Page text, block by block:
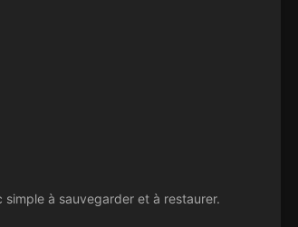
simple à sauvegarder et à restaurer.